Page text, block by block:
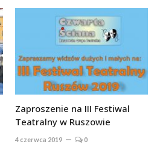
Zaproszenie na III Festiwal
Teatralny w Ruszowie
4 czerwca 2019 0